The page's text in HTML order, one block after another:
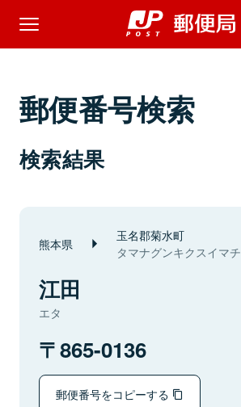
郵便番号検索
検索結果
熊本県 玉名郡菊水町
タマナグンキクスイマチ
江田
エタ
865-0136
郵便番号をコピーする